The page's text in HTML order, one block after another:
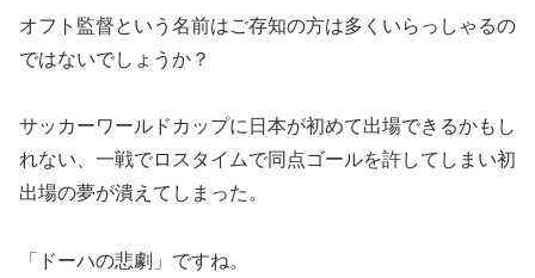
オフト監督という名前はご存知の方は多くいらっしゃるの
ではないでしょうか？
サッカーワールドカップに日本が初めて出場できるかもし
れない、一戦でロスタイムで同点ゴールを許してしまい初
出場の夢が潰えてしまった。
「ドーハの悲劇」ですね。